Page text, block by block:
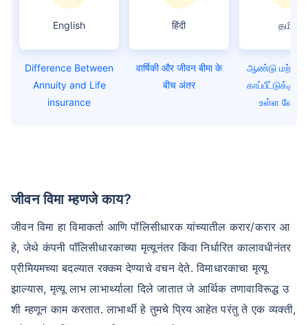
English
Difference Between
Annuity and Life
insurance
हिंदी
वार्षिकी और जीवन बीमा के
बीच अंतर
தமிழ்
ஆண்டு மற்றும்
காப்பீட்டுக்கு
உள்ள
जीवन विमा म्हणजे काय?
जीवन विमा हा विमाकर्ता आणि पॉलिसीधारक यांच्यातील करार/करार आ
हे, जेथे कंपनी पॉलिसीधारकाच्या मृत्यूनंतर किंवा निर्धारित कालावधीनंतर
प्रीमियमच्या बदल्यात रक्कम देण्याचे वचन देते. विमाधारकाचा मृत्यू
झाल्यास, मृत्यू लाभ लाभार्थ्याला दिले जातात जे आर्थिक तणावाविरूद्ध उ
शी म्हणून काम करतात. लाभार्थी हे तुमचे प्रिय आहेत परंतु ते एक व्यक्ती,